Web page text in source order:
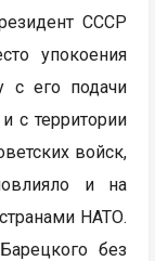
СССР
упокоения
с его подачи
с территории
войск,
и на
НАТО.
без